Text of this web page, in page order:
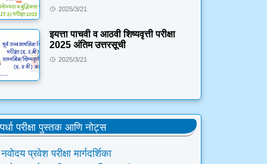
2025/3/21
इयत्ता पाचवी व आठवी शिष्यवृत्ती परीक्षा
2025 अंतिम उत्तरसूची
2025/3/21
परीक्षा पुस्तक आणि नोट्स
नवोदय प्रवेश परीक्षा मार्गदर्शिका